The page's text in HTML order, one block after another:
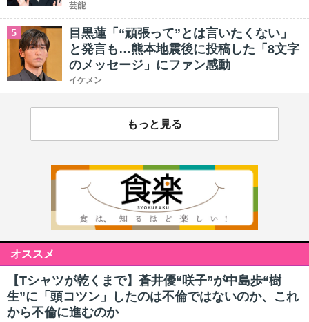
芸能
5
目黒蓮「“頑張って”とは言いたくない」
と発言も…熊本地震後に投稿した「8文字
のメッセージ」にファン感動
イケメン
もっと見る
オススメ
【Tシャツが乾くまで】蒼井優“咲子”が中島歩“樹
生”に「頭コツン」したのは不倫ではないのか、これ
から不倫に進むのか